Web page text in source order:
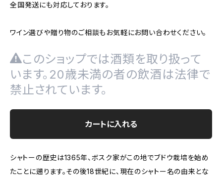
全国発送にも対応しております。
ワイン選びや贈り物のご相談もお気軽にお問い合わせください。
このショップでは酒類を取り扱って
います。20歳未満の者の飲酒は法律で
禁止されています。
カートに入れる
シャトーの歴史は1365年、ボスク家がこの地でブドウ栽培を始め
たことに遡ります。その後18世紀に、現在のシャトー名の由来とな